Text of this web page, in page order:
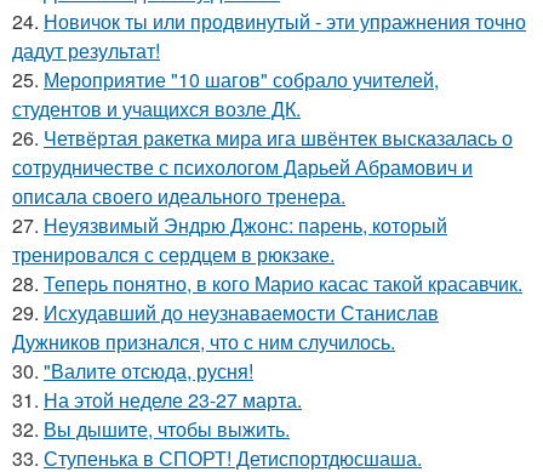
24. Новичок ты или продвинутый - эти упражнения точно
дадут результат!
25. Мероприятие "10 шагов" собрало учителей,
студентов и учащихся возле ДК.
26. Четвёртая ракетка мира ига швёнтек высказалась о
сотрудничестве с психологом Дарьей Абрамович и
описала своего идеального тренера.
27. Неуязвимый Эндрю Джонс: парень, который
тренировался с сердцем в рюкзаке.
28. Теперь понятно, в кого Марио касас такой красавчик.
29. Исхудавший до неузнаваемости Станислав
Дужников признался, что с ним случилось.
30. "Валите отсюда, русня!
31. На этой неделе 23-27 марта.
32. Вы дышите, чтобы выжить.
33. Ступенька в СПОРТ! Детиспортдюсшаша.